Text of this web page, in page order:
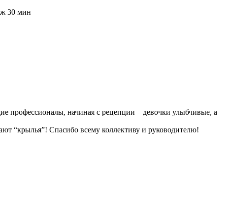
30 мин
профессионалы, начиная с рецепции – девочки улыбчивые, а
“крылья”! Спасибо всему коллективу и руководителю!